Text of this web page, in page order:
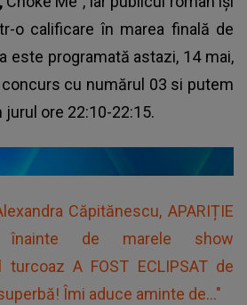
o calificare în marea finală de
este programată astazi, 14 mai,
cu numărul 03 si putem
ore 22:10-22:15.
Căpitănescu, APARIȚIE
înainte de marele show
turcoaz A FOST ECLIPSAT de
Îmi aduce aminte de..."